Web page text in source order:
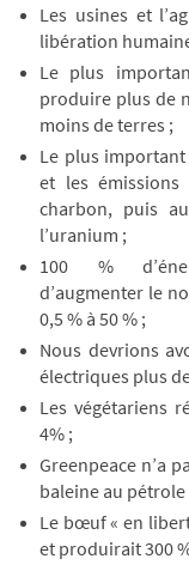
Les usines et
libération
Le plus
produire plus de
moins de terres ;
Le plus
et les
charbon, puis
l’uranium ;
100 %
d’augmenter le
0,5 % à 50 % ;
Nous devrions
électriques plus
Les végétariens
4% ;
Greenpeace n’a
baleine au pétrole
Le bœuf « en
et produirait 300